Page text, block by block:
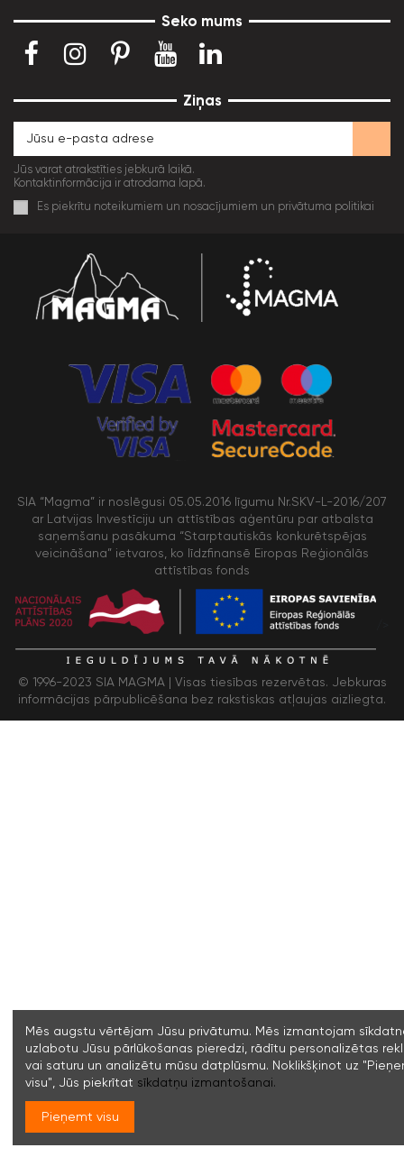
Seko mums
Ziņas
Jūs varat atrakstīties jebkurā laikā.
Kontaktinformācija ir atrodama lapā.
Es piekrītu noteikumiem un nosacījumiem un privātuma politikai
SIA “Magma” ir noslēgusi 05.05.2016 līgumu Nr.SKV-L-2016/207
ar Latvijas Investīciju un attīstības aģentūru par atbalsta
saņemšanu pasākuma “Starptautiskās konkurētspējas
veicināšana” ietvaros, ko līdzfinansē Eiropas Reģionālās
attīstības fonds
© 1996-2023 SIA MAGMA | Visas tiesības rezervētas. Jebkuras
informācijas pārpublicēšana bez rakstiskas atļaujas aizliegta.
Mēs augstu vērtējam Jūsu privātumu. Mēs izmantojam
uzlabotu Jūsu pārlūkošanas pieredzi, rādītu personalizētas
vai saturu un analizētu mūsu datplūsmu. Noklikšķinot uz
visu", Jūs piekrītat sīkdatņu izmantošanai.
Pieņemt visu